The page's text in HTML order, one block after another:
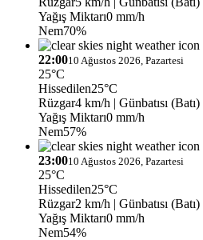
Yağış Miktarı0 mm/h
Nem70%
22:0010 Ağustos 2026, Pazartesi
25°C
Hissedilen25°C
Rüzgar4 km/h | Günbatısı (Batı)
Yağış Miktarı0 mm/h
Nem57%
23:0010 Ağustos 2026, Pazartesi
25°C
Hissedilen25°C
Rüzgar2 km/h | Günbatısı (Batı)
Yağış Miktarı0 mm/h
Nem54%